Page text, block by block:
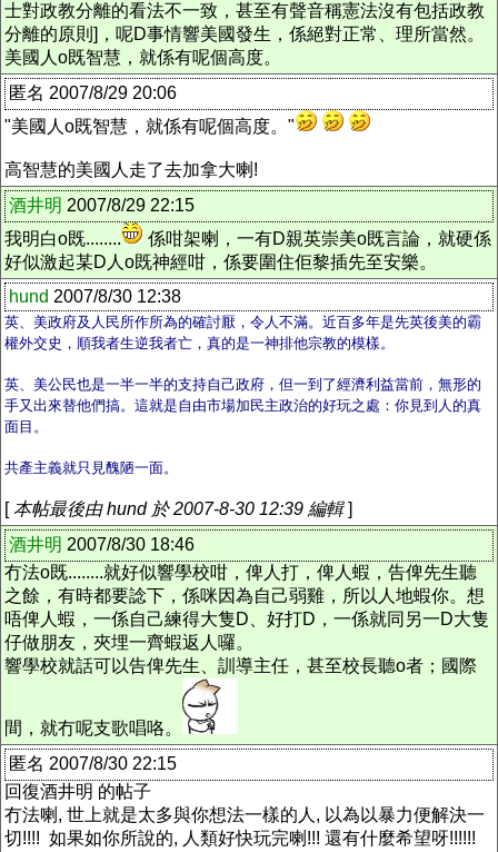
士對政教分離的看法不一致，甚至有聲音稱憲法沒有包括政教
分離的原則]，呢D事情響美國發生，係絕對正常、理所當然。
美國人o既智慧，就係有呢個高度。
匿名 2007/8/29 20:06
"美國人o既智慧，就係有呢個高度。"
高智慧的美國人走了去加拿大喇!
酒井明 2007/8/29 22:15
我明白o既........
係咁架喇，一有D親英崇美o既言論，就硬係
好似激起某D人o既神經咁，係要圍住佢黎插先至安樂。
hund 2007/8/30 12:38
英、美政府及人民所作所為的確討厭，令人不滿。近百多年是先英後美的霸
權外交史，順我者生逆我者亡，真的是一神排他宗教的模樣。
英、美公民也是一半一半的支持自己政府，但一到了經濟利益當前，無形的
手又出來替他們搞。這就是自由市場加民主政治的好玩之處：你見到人的真
面目。
共產主義就只見醜陋一面。
[本帖最後由 hund 於 2007-8-30 12:39 編輯]
酒井明 2007/8/30 18:46
冇法o既........就好似響學校咁，俾人打，俾人蝦，告俾先生聽
之餘，有時都要諗下，係咪因為自己弱雞，所以人地蝦你。想
唔俾人蝦，一係自己練得大隻D、好打D，一係就同另一D大隻
仔做朋友，夾埋一齊蝦返人囉。
響學校就話可以告俾先生、訓導主任，甚至校長聽o者；國際
間，就冇呢支歌唱咯。
匿名 2007/8/30 22:15
回復酒井明 的帖子
冇法喇, 世上就是太多與你想法一樣的人, 以為以暴力便解決一
切!!!! 如果如你所說的, 人類好快玩完喇!!! 還有什麼希望呀!!!!!!